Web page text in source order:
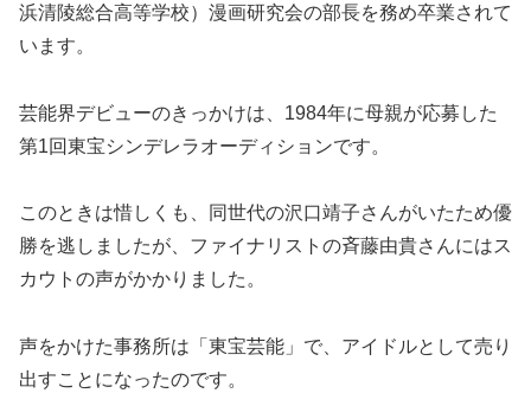
浜清陵総合高等学校）漫画研究会の部長を務め卒業されて
います。
芸能界デビューのきっかけは、1984年に母親が応募した
第1回東宝シンデレラオーディションです。
このときは惜しくも、同世代の沢口靖子さんがいたため優
勝を逃しましたが、ファイナリストの斉藤由貴さんにはス
カウトの声がかかりました。
声をかけた事務所は「東宝芸能」で、アイドルとして売り
出すことになったのです。